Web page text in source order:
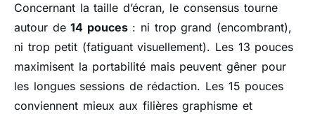
Concernant la taille d’écran, le consensus tourne
autour de14 pouces: ni trop grand (encombrant),
ni trop petit (fatiguant visuellement). Les 13 pouces
maximisent la portabilité mais peuvent gêner pour
les longues sessions de rédaction. Les 15 pouces
conviennent mieux aux filières graphisme et